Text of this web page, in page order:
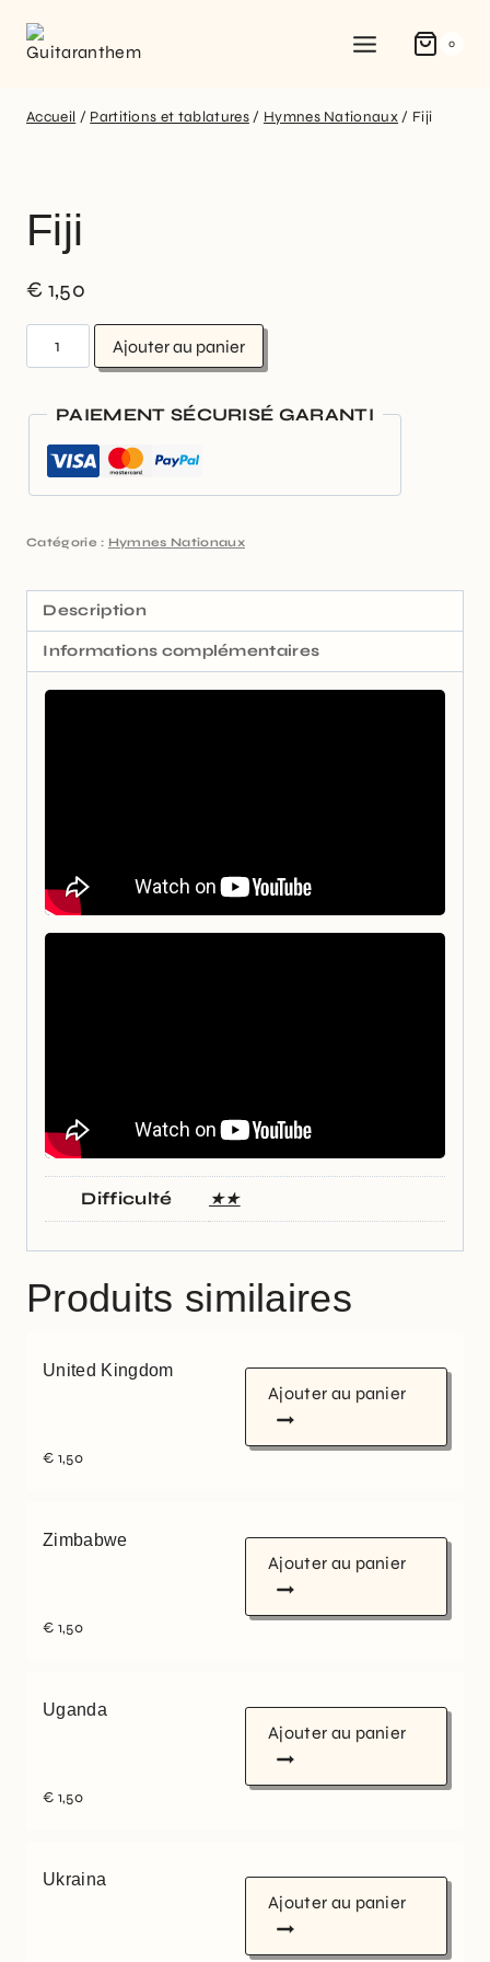
0
Accueil / Partitions et tablatures / Hymnes Nationaux / Fiji
Fiji
€ 1,50
Ajouter au panier
PAIEMENT SÉCURISÉ GARANTI
Catégorie : Hymnes Nationaux
Description
Informations complémentaires
Difficulté ★★
Produits similaires
United Kingdom
€ 1,50
Ajouter au panier
Zimbabwe
€ 1,50
Ajouter au panier
Uganda
€ 1,50
Ajouter au panier
Ukraina
Ajouter au panier